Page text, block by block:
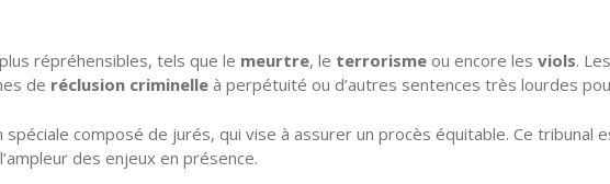
répréhensibles, tels que le meurtre, le terrorisme ou encore les viols.
de réclusion criminelle à perpétuité ou d’autres sentences très lourdes
spéciale composé de jurés, qui vise à assurer un procès équitable. Ce
des enjeux en présence.